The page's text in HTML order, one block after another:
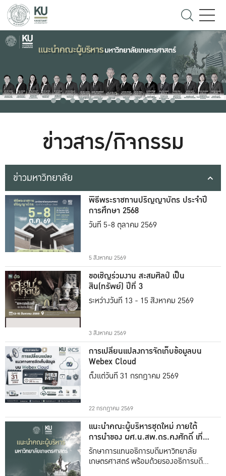
ข่าวสาร/กิจกรรม
ข่าวมหาวิทยาลัย
พิธีพระราชทานปริญญาบัตร ประจำปี
การศึกษา 2568
วันที่ 5-8 ตุลาคม 2569
5 สิงหาคม 2569
ขอเชิญร่วมงาน สะสมศิลป์ เป็น
สิน(ทรัพย์) ปีที่ 3
ระหว่างวันที่ 13 - 15 สิงหาคม 2569
3 สิงหาคม 2569
การเปลี่ยนแปลงการจัดเก็บข้อมูลบน
Webex Cloud
ตั้งแต่วันที่ 31 กรกฎาคม 2569
22 กรกฎาคม 2569
แนะนำคณะผู้บริหารชุดใหม่ ภายใต้
การนำของ ผศ.น.สพ.ดร.คงศักดิ์ เที่ยง
ธรรม
รักษาการแทนอธิการบดีมหาวิทยาลัย
เกษตรศาสตร์ พร้อมด้วยรองอธิการบดีทั้ง